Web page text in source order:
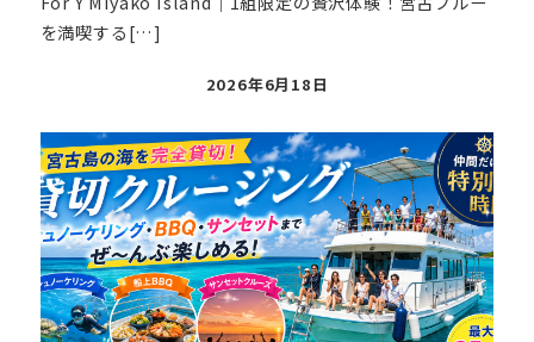
を満喫する[…]
投
日
2026年6月18日